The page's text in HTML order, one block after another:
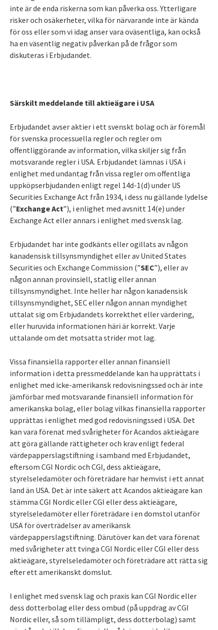
inte är de enda riskerna som kan påverka oss. Ytterligare
risker och osäkerheter, vilka för närvarande inte är kända
för oss eller som vi idag anser vara oväsentliga, kan också
ha en väsentlig negativ påverkan på de frågor som
diskuteras i Erbjudandet.
Särskilt meddelande till aktieägare i USA
Erbjudandet avser aktier i ett svenskt bolag och är föremål
för svenska processuella regler och regler om
offentliggörande av information, vilka skiljer sig från
motsvarande regler i USA. Erbjudandet lämnas i USA i
enlighet med undantag från vissa regler om offentliga
uppköpserbjudanden enligt regel 14d-1(d) under US
Securities Exchange Act från 1934, i dess nu gällande lydelse
(”Exchange Act”), i enlighet med avsnitt 14(e) under
Exchange Act eller annars i enlighet med svensk lag.
Erbjudandet har inte godkänts eller ogillats av någon
kanadensisk tillsynsmyndighet eller av United States
Securities och Exchange Commission (”SEC”), eller av
någon annan provinsiell, statlig eller annan
tillsynsmyndighet. Inte heller har någon kanadensisk
tillsynsmyndighet, SEC eller någon annan myndighet
uttalat sig om Erbjudandets korrekthet eller värdering,
eller huruvida informationen häri är korrekt. Varje
uttalande om det motsatta strider mot lag.
Vissa finansiella rapporter eller annan finansiell
information i detta pressmeddelande kan ha upprättats i
enlighet med icke-amerikansk redovisningssed och är inte
jämförbar med motsvarande finansiell information för
amerikanska bolag, eller bolag vilkas finansiella rapporter
upprättas i enlighet med god redovisningssed i USA. Det
kan vara förenat med svårigheter för Acandos aktieägare
att göra gällande rättigheter och krav enligt federal
värdepapperslagstiftning i samband med Erbjudandet,
eftersom CGI Nordic och CGI, dess aktieägare,
styrelseledamöter och företrädare har hemvist i ett annat
land än USA. Det är inte säkert att Acandos aktieägare kan
stämma CGI Nordic eller CGI eller dess aktieägare,
styrelseledamöter eller företrädare i en domstol utanför
USA för överträdelser av amerikansk
värdepapperslagstiftning. Därutöver kan det vara förenat
med svårigheter att tvinga CGI Nordic eller CGI eller dess
aktieägare, styrelseledamöter och företrädare att rätta sig
efter ett amerikanskt domslut.
I enlighet med svensk lag och praxis kan CGI Nordic eller
dess dotterbolag eller dess ombud (på uppdrag av CGI
Nordic eller, så som tillämpligt, dess dotterbolag) samt